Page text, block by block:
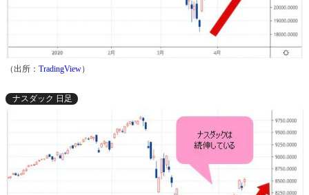
（出所： TradingView）
ナスダック 日足